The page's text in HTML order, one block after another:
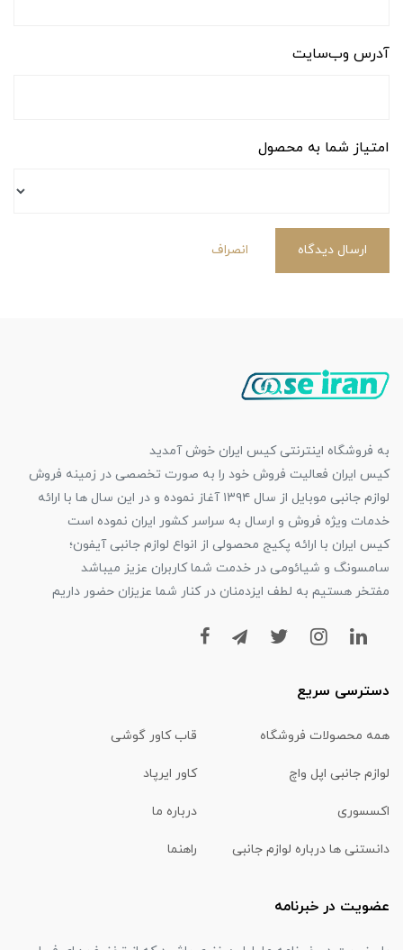
آدرس وب‌سایت
امتیاز شما به محصول
ارسال دیدگاه انصراف
به فروشگاه اینترنتی کیس ایران خوش آمدید
کیس ایران فعالیت فروش خود را به صورت تخصصی در زمینه فروش
لوازم جانبی موبایل از سال ۱۳۹۴ آغاز نموده و در این سال ها با ارائه
خدمات ویژه فروش و ارسال به سراسر کشور ایران نموده است
کیس ایران با ارائه پکیج محصولی از انواع لوازم جانبی آیفون؛
سامسونگ و شیائومی در خدمت شما کاربران عزیز میباشد
مفتخر هستیم به لطف ایزدمنان در کنار شما عزیزان حضور داریم
دسترسی سریع
همه محصولات فروشگاه قاب کاور گوشی
لوازم جانبی اپل واچ کاور ایرپاد
اکسسوری درباره ما
دانستنی ها درباره لوازم جانبی راهنما
عضویت در خبرنامه